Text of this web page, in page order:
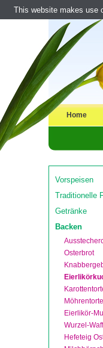
Home
Vorspeisen
Traditionelle
Getränke
Backen
Osterbrot
Möhrentorte
Eierlikör-
Wurzel-
Hefeteig
This website makes use